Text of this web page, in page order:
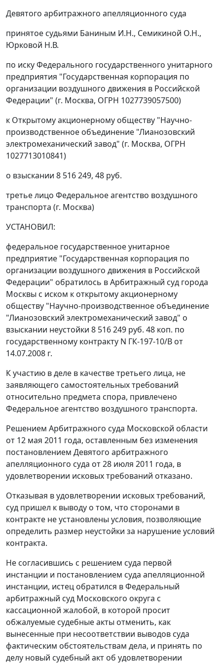
Девятого арбитражного апелляционного суда
принятое судьями Баниным И.Н., Семикиной О.Н.,
Юрковой Н.В.
по иску Федерального государственного унитарного
предприятия "Государственная корпорация по
организации воздушного движения в Российской
Федерации" (г. Москва, ОГРН 1027739057500)
к Открытому акционерному обществу "Научно-
производственное объединение "Лианозовский
электромеханический завод" (г. Москва, ОГРН
1027713010841)
о взыскании 8 516 249, 48 руб.
третье лицо Федеральное агентство воздушного
транспорта (г. Москва)
УСТАНОВИЛ:
федеральное государственное унитарное
предприятие "Государственная корпорация по
организации воздушного движения в Российской
Федерации" обратилось в Арбитражный суд города
Москвы с иском к открытому акционерному
обществу "Научно-производственное объединение
"Лианозовский электромеханический завод" о
взыскании неустойки 8 516 249 руб. 48 коп. по
государственному контракту N ГК-197-10/В от
14.07.2008 г.
К участию в деле в качестве третьего лица, не
заявляющего самостоятельных требований
относительно предмета спора, привлечено
Федеральное агентство воздушного транспорта.
Решением Арбитражного суда Московской области
от 12 мая 2011 года, оставленным без изменения
постановлением Девятого арбитражного
апелляционного суда от 28 июля 2011 года, в
удовлетворении исковых требований отказано.
Отказывая в удовлетворении исковых требований,
суд пришел к выводу о том, что сторонами в
контракте не установлены условия, позволяющие
определить размер неустойки за нарушение условий
контракта.
Не согласившись с решением суда первой
инстанции и постановлением суда апелляционной
инстанции, истец обратился в Федеральный
арбитражный суд Московского округа с
кассационной жалобой, в которой просит
обжалуемые судебные акты отменить, как
вынесенные при несоответствии выводов суда
фактическим обстоятельствам дела, и принять по
делу новый судебный акт об удовлетворении